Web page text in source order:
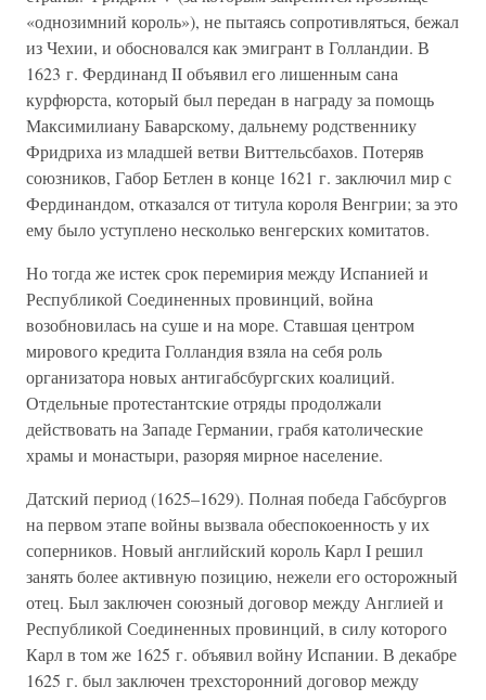
«однозимний король»), не пытаясь сопротивляться, бежал
из Чехии, и обосновался как эмигрант в Голландии. В
1623 г. Фердинанд II объявил его лишенным сана
курфюрста, который был передан в награду за помощь
Максимилиану Баварскому, дальнему родственнику
Фридриха из младшей ветви Виттельсбахов. Потеряв
союзников, Габор Бетлен в конце 1621 г. заключил мир с
Фердинандом, отказался от титула короля Венгрии; за это
ему было уступлено несколько венгерских комитатов.
Но тогда же истек срок перемирия между Испанией и
Республикой Соединенных провинций, война
возобновилась на суше и на море. Ставшая центром
мирового кредита Голландия взяла на себя роль
организатора новых антигабсбургских коалиций.
Отдельные протестантские отряды продолжали
действовать на Западе Германии, грабя католические
храмы и монастыри, разоряя мирное население.
Датский период (1625–1629). Полная победа Габсбургов
на первом этапе войны вызвала обеспокоенность у их
соперников. Новый английский король Карл I решил
занять более активную позицию, нежели его осторожный
отец. Был заключен союзный договор между Англией и
Республикой Соединенных провинций, в силу которого
Карл в том же 1625 г. объявил войну Испании. В декабре
1625 г. был заключен трехсторонний договор между